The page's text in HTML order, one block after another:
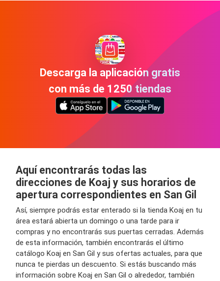
Descarga la aplicación gratis
con más de 1250 tiendas
Aquí encontrarás todas las
direcciones de Koaj y sus horarios de
apertura correspondientes en San Gil
Así, siempre podrás estar enterado si la tienda Koaj en tu
área estará abierta un domingo o una tarde para ir
compras y no encontrarás sus puertas cerradas. Además
de esta información, también encontrarás el último
catálogo Koaj en San Gil y sus ofertas actuales, para que
nunca te pierdas un descuento. Si estás buscando más
información sobre Koaj en San Gil o alrededor, también